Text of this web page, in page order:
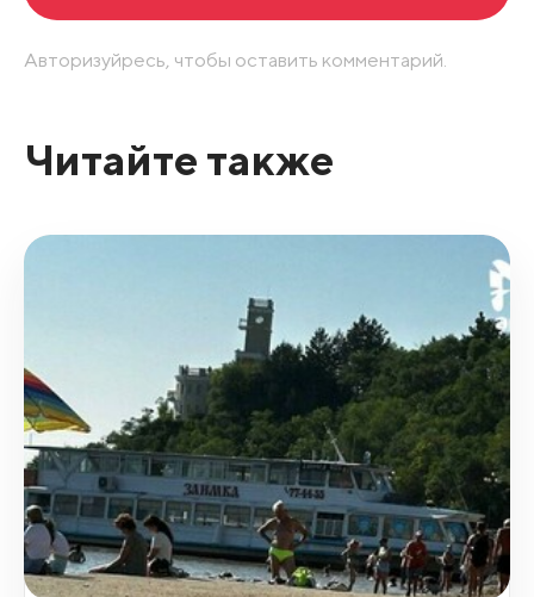
Авторизуйресь, чтобы оставить комментарий.
Читайте также